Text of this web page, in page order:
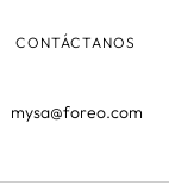
CONTÁCTANOS
mysa@foreo.com